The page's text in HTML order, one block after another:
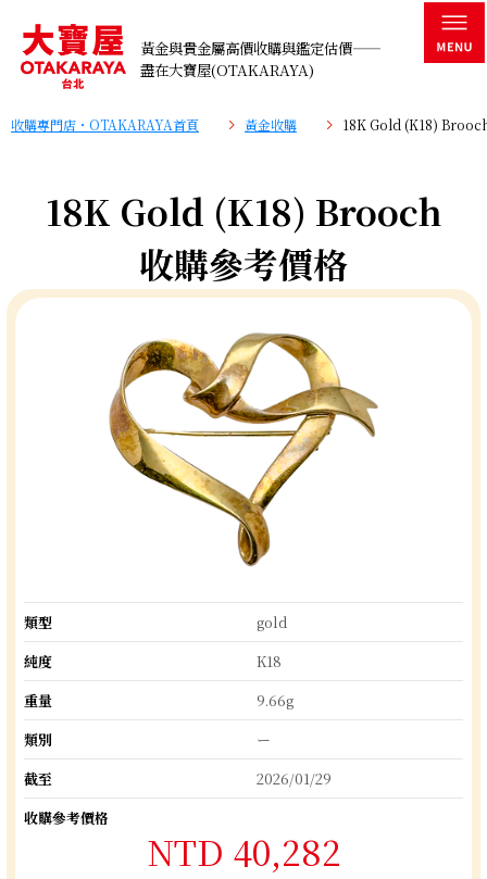
黃金與貴金屬高價收購與鑑定估價——
盡在大寶屋(OTAKARAYA)
收購專門店・OTAKARAYA首頁 黃金收購 18K Gold (K18)
18K Gold (K18) Brooch
收購參考價格
類型
gold
純度
K18
重量
9.66g
類別
ー
截至
2026/01/29
收購參考價格
NTD 40,282